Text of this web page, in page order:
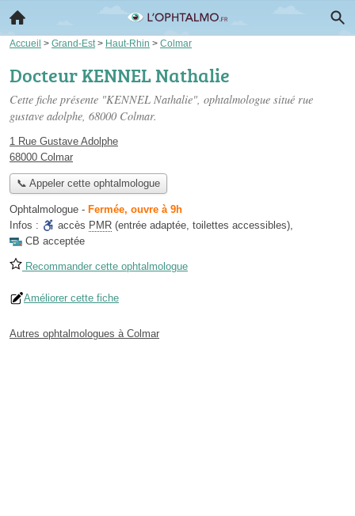
Accueil > Grand-Est > Haut-Rhin > Colmar
Docteur KENNEL Nathalie
Cette fiche présente "KENNEL Nathalie", ophtalmologue situé rue
gustave adolphe, 68000 Colmar.
1 Rue Gustave Adolphe
68000 Colmar
📞 Appeler cette ophtalmologue
Ophtalmologue - Fermée, ouvre à 9h
Infos :
accès PMR (entrée adaptée, toilettes accessibles),
CB acceptée
Recommander cette ophtalmologue
Améliorer cette fiche
Autres ophtalmologues à Colmar